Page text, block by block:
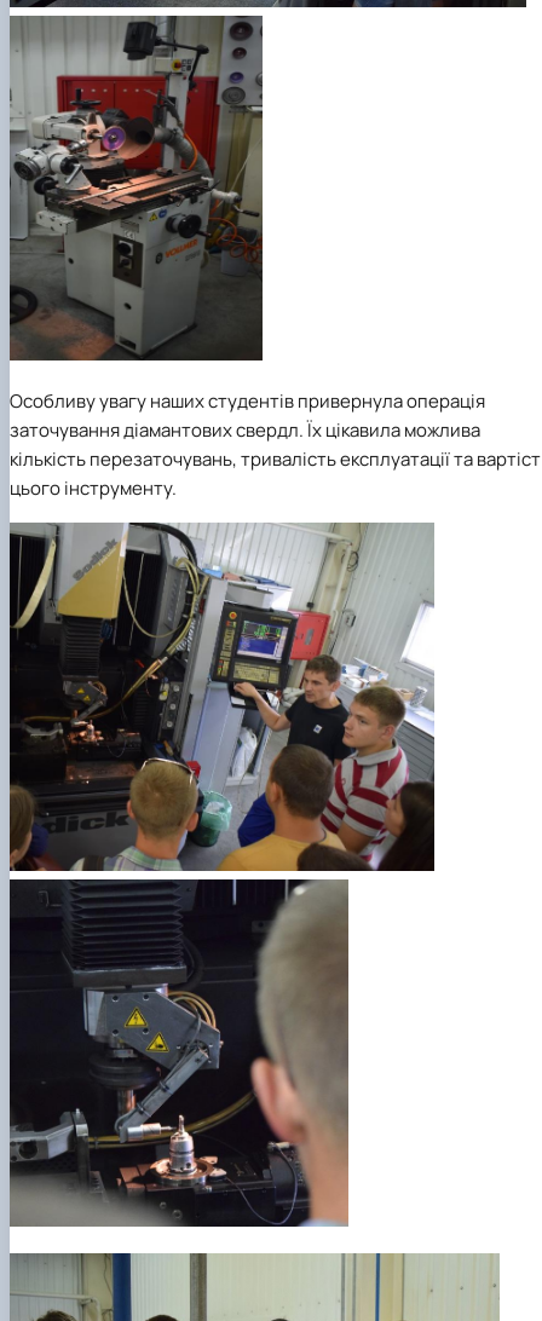
Особливу увагу наших студентів привернула операція
заточування діамантових свердл. Їх цікавила можлива
кількість перезаточувань, тривалість експлуатації та
цього інструменту.